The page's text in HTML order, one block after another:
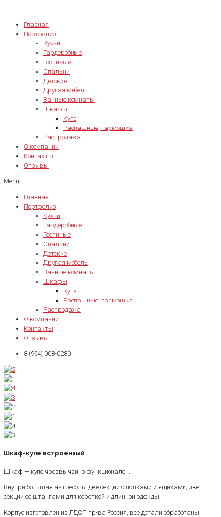
Главная
Портфолио
Кухни
Гардеробные
Гостиные
Спальни
Детские
Другая мебель
Ванные комнаты
Шкафы
Купе
Распашные, гармошка
Распродажа
О компании
Контакты
Отзывы
Menu
Главная
Портфолио
Кухни
Гардеробные
Гостиные
Спальни
Детские
Другая мебель
Ванные комнаты
Шкафы
Купе
Распашные, гармошка
Распродажа
О компании
Контакты
Отзывы
8 (994) 008-0280
Шкаф-купе встроенный
Шкаф — купе чрезвычайно функционален.
Внутри большая антресоль, две секции с полками и ящиками, две
секции со штангами для короткой и длинной одежды.
Корпус изготовлен из ЛДСП пр-ва Россия, все детали обработаны